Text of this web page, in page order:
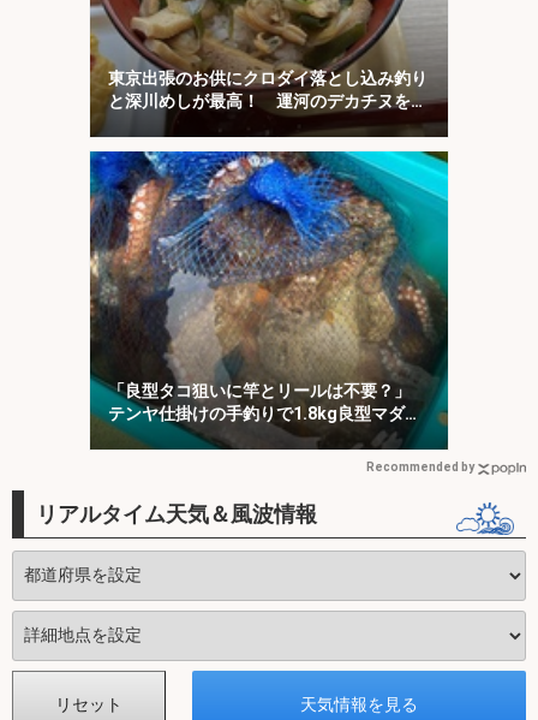
東京出張のお供にクロダイ落とし込み釣り
と深川めしが最高！ 運河のデカチヌを狙
「良型タコ狙いに竿とリールは不要？」
テンヤ仕掛けの手釣りで1.8kg良型マダ
コ！【川崎丸・東京湾】
Recommended by
リアルタイム天気＆風波情報